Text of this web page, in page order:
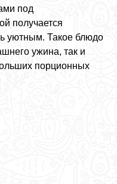
под
получается
уютным. Такое блюдо
ужина, так и
порционных